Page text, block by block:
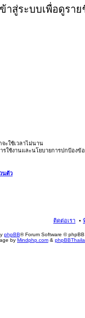
าสู่ระบบเพื่อดูรา
ะใช้เวลาไม่นาน
ใช้งานและนโยบายการปกป้อง
นตัว
ติดต่อเรา
phpBB® Forum Software © phpBB
by Mindphp.com &